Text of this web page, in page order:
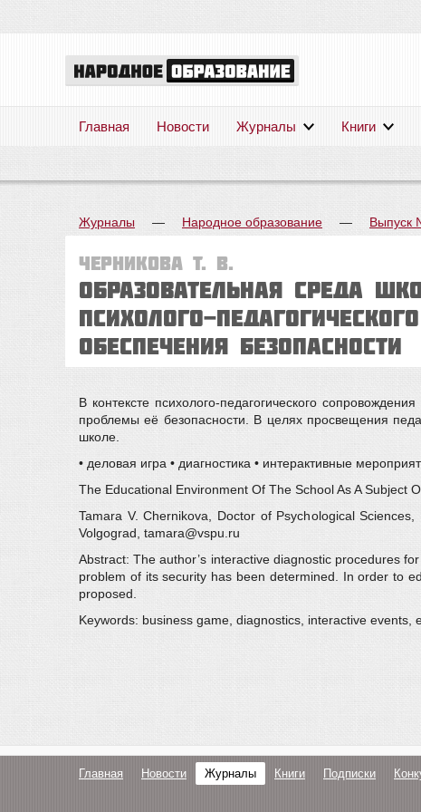
Главная Новости Журналы Книги
Журналы — Народное образование — Выпуск
Черникова Т. В.
Образовательная среда
психолого-
обеспечения безопасности
В контексте психолого-педагогического
проблемы её безопасности. В целях просвещения
школе.
• деловая игра • диагностика • интерактивные
The Educational Environment Of The School As A Subject
Tamara V. Chernikova, Doctor of Psychological
Volgograd, tamara@vspu.ru
Abstract: The author’s interactive diagnostic procedures
problem of its security has been determined. In order to
proposed.
Keywords: business game, diagnostics, interactive
Главная Новости Журналы Книги Подписки